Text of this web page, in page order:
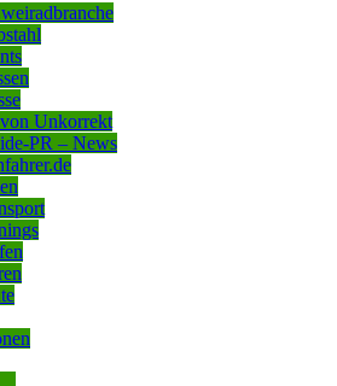
Unkorrekt
PR – News